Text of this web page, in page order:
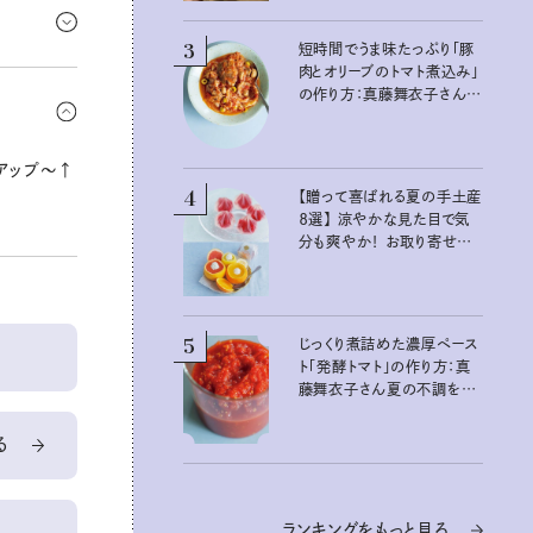
控えて
識して、
ップ〜↑
3
短時間でうま味たっぷり「豚
肉とオリーブのトマト煮込み」
の作り方：真藤舞衣子さん
4
【贈って喜ばれる夏の手土産
８選】 涼やかな見た目で気
分も爽やか！ お取り寄せも
5
じっくり煮詰めた濃厚ペース
ト「発酵トマト」の作り方：真
藤舞衣子さん夏の不調を整